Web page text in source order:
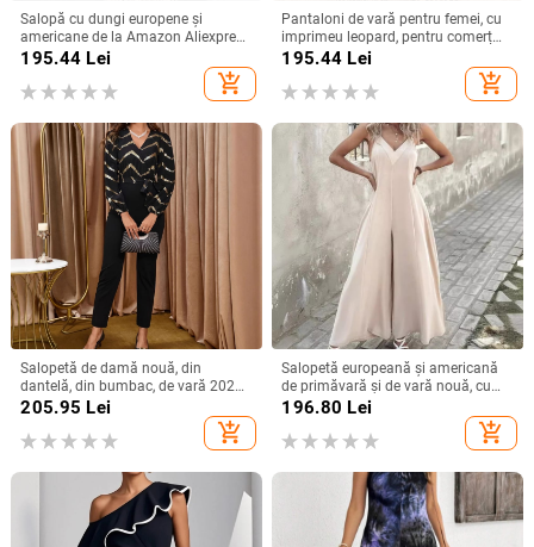
Salopă cu dungi europene și
americane de la Amazon Aliexpress
2025, stil de vacanță de vară, cu
umăr gol, cu cravată, sală lungă cu
picior larg
195.44 Lei
add_shopping_cart
Pantaloni de vară pentru femei, cu
imprimeu leopard, pentru comerț
exterior transfrontalier, europene și
195.44 Lei
add_shopping_cart
Salopetă de damă nouă, din
dantelă, din bumbac, de vară 2025,
din Europa și America, de pe
Amazon, cea mai bine vândută din
Europa și America.
205.95 Lei
add_shopping_cart
Salopetă europeană și americană
de primăvară și de vară nouă, cu
bretele transfrontaliere, decolteu în
dreaptă, minimalistă
196.80 Lei
add_shopping_cart